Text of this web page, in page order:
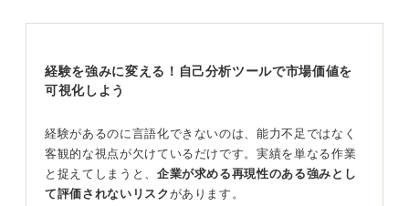
も！ 自己理解を徹底しよう
己分析からアップデートされていない場合、これまでの
仕事からきちんと学びを得られていないという印象を与
えてしまいます。これは非常に良くありません。
経験を強みに変える！自己分析ツールで市場価値を
可視化しよう
経験があるのに言語化できないのは、能力不足ではなく
客観的な視点が欠けているだけです。実績を単なる作業
と捉えてしまうと、 企業が求める再現性のある強みとし
て評価されないリスクがあります。